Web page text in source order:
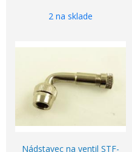
2 na sklade
Nádstavec na ventil STF-